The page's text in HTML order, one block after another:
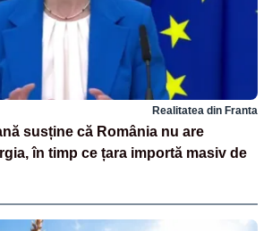
Realitatea din Franta
susține că România nu are
în timp ce țara importă masiv de